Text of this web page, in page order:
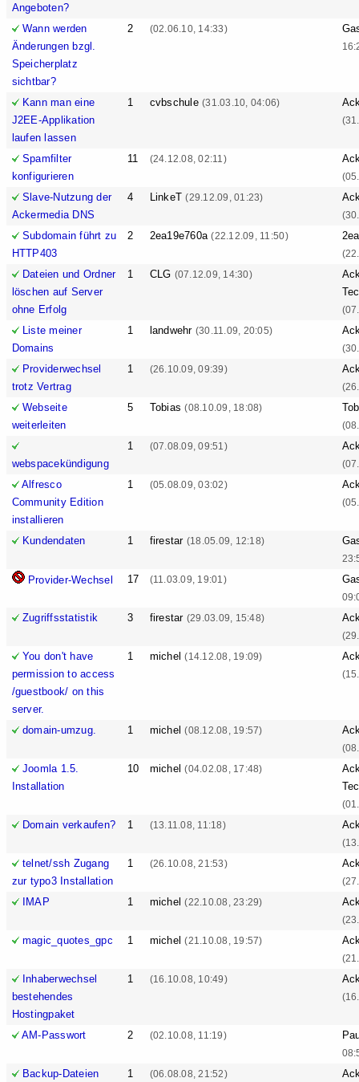
Angeboten?
Wann werden
Änderungen bzgl.
Speicherplatz
sichtbar?
2 (02.06.10, 14:33)
Kann man eine
J2EE-Applikation
laufen lassen
1 cvbschule(31.03.10, 04:06)
Spamfilter
konfigurieren
11 (24.12.08, 02:11)
Slave-Nutzung der
Ackermedia DNS
4 LinkeT(29.12.09, 01:23)
Subdomain führt zu
HTTP403
2 2ea19e760a(22.12.09, 11:50)
Dateien und Ordner
löschen auf Server
ohne Erfolg
1 CLG (07.12.09, 14:30)
Liste meiner
Domains
1 landwehr (30.11.09, 20:05)
Providerwechsel
trotz Vertrag
1 (26.10.09, 09:39)
Webseite
weiterleiten
5 Tobias(08.10.09, 18:08)
webspacekündigung
1 (07.08.09, 09:51)
Alfresco
Community Edition
installieren
1 (05.08.09, 03:02)
Kundendaten 1 firestar (18.05.09, 12:18)
Provider-Wechsel 17 (11.03.09, 19:01)
Zugriffsstatistik 3 firestar (29.03.09, 15:48)
You don't have
permission to access
/guestbook/ on this
server.
1 michel(14.12.08, 19:09)
domain-umzug. 1 michel(08.12.08, 19:57)
Joomla 1.5.
Installation
10 michel(04.02.08, 17:48)
Domain verkaufen? 1 (13.11.08, 11:18)
telnet/ssh Zugang
zur typo3 Installation
1 (26.10.08, 21:53)
IMAP 1 michel(22.10.08, 23:29)
magic_quotes_gpc 1 michel(21.10.08, 19:57)
Inhaberwechsel
bestehendes
Hostingpaket
1 (16.10.08, 10:49)
AM-Passwort 2 (02.10.08, 11:19)
Backup-Dateien 1 (06.08.08, 21:52)